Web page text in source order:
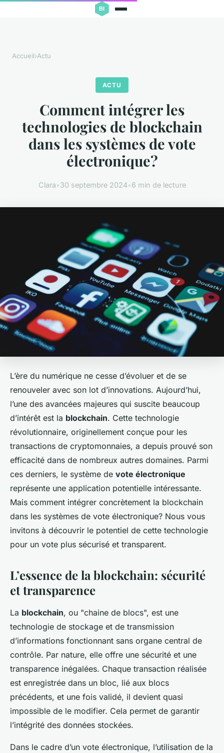
Accueil›Actu
ACTU
Comment intégrer les
technologies de blockchain
dans les systèmes de vote
électronique?
Clara•30 septembre 2024•6 min de lecture
L’ère du numérique ne cesse d’évoluer et de se
renouveler avec son lot d’innovations. Aujourd’hui,
l’une des avancées majeures qui suscite beaucoup
d’intérêt est la blockchain. Cette technologie
révolutionnaire, originellement conçue pour les
transactions de cryptomonnaies, a depuis prouvé son
efficacité dans de nombreux autres domaines. Parmi
ces derniers, le système de vote électronique
représente une application potentielle intéressante.
Mais comment intégrer concrètement la blockchain
dans les systèmes de vote électronique? Nous vous
invitons à découvrir le potentiel de cette technologie
pour un vote plus sécurisé et transparent.
L’essence de la blockchain: sécurité
et transparence
La blockchain, ou "chaine de blocs", est une
technologie de stockage et de transmission
d’informations fonctionnant sans organe central de
contrôle. Par nature, elle offre une sécurité et une
transparence inégalées. Chaque transaction réalisée
est enregistrée dans un bloc, lié aux blocs
précédents, et une fois validé, il devient quasi
impossible de le modifier. Cela permet de garantir
l’intégrité des données stockées.
Dans le cadre d’un vote électronique, l’utilisation de la